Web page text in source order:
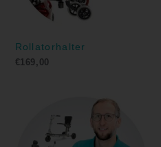
Rollatorhalter
€169,00